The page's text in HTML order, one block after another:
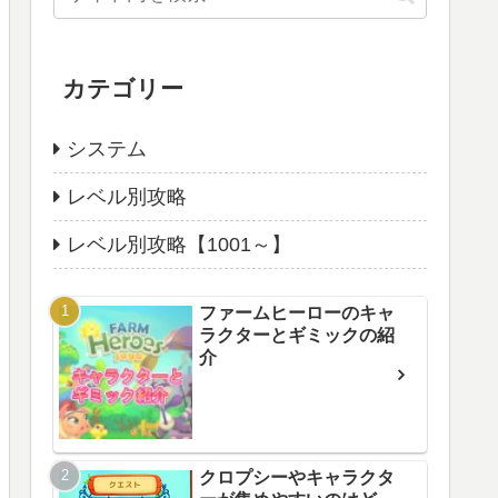
カテゴリー
システム
レベル別攻略
レベル別攻略【1001～】
ファームヒーローのキャ
ラクターとギミックの紹
介
クロプシーやキャラクタ